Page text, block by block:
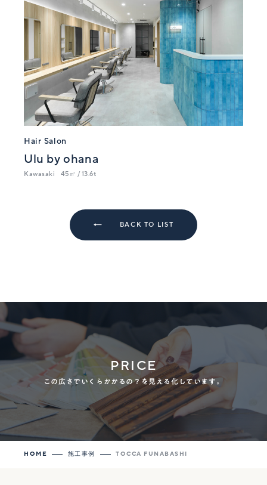
Hair Salon
Ulu by ohana
Kawasaki 45㎡ / 13.6t
BACK TO LIST
PRICE
この広さでいくらかかるの？を見える化しています。
HOME 施工事例 TOCCA FUNABASHI